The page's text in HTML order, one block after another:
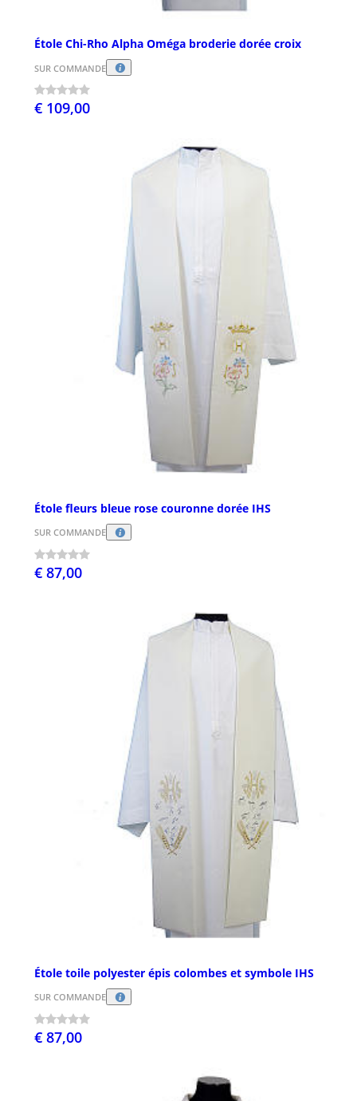
Étole Chi-Rho Alpha Oméga broderie dorée croix
SUR COMMANDE
€ 109,00
Étole fleurs bleue rose couronne dorée IHS
SUR COMMANDE
€ 87,00
Étole toile polyester épis colombes et symbole IHS
SUR COMMANDE
€ 87,00